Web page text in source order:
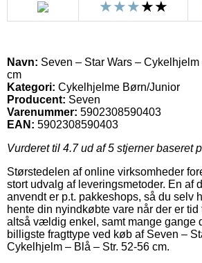
Navn: Seven – Star Wars –
cm
Kategori: Cykelhjelme Børn/Junior
Producent: Seven
Varenummer: 5902308590403
EAN: 5902308590403
Vurderet til 4.7ud af 5 stjerner baseret
Størstedelen af online virksomheder
stort udvalg af leveringsmetoder. En af
anvendt er p.t. pakkeshops, så du selv
hente din nyindkøbte vare når der er
altså vældig enkel, samt mange gange
billigste fragttype ved køb af Seven –
Cykelhjelm – Blå – Str. 52-56 cm.